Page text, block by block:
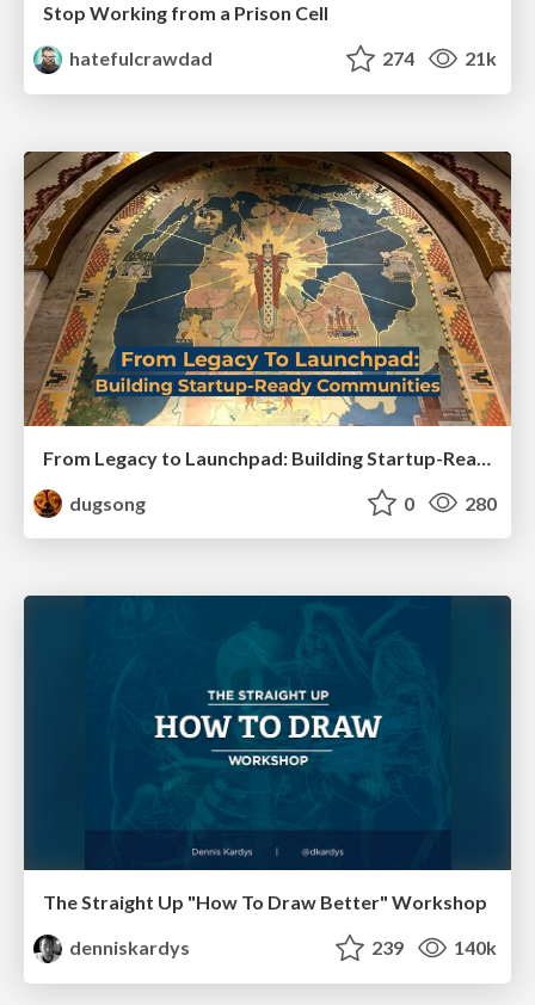
Stop Working from a Prison Cell
hatefulcrawdad
274 21k
dugsong
0 280
The Straight Up "How To Draw Better" Workshop
denniskardys
239 140k